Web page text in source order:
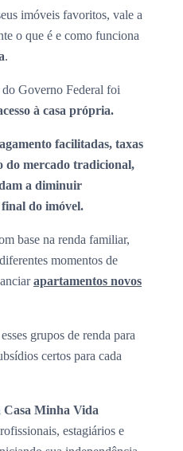
imóveis favoritos, vale a
o que é e como funciona
.
Governo Federal foi
à casa própria.
facilitadas, taxas
do mercado tradicional,
a diminuir
do imóvel.
base na renda familiar,
momentos de
apartamentos novos
grupos de renda para
certos para cada
Minha Vida
estagiários e